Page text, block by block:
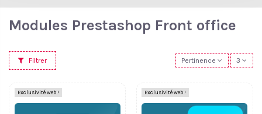
Modules Prestashop Front office
Filtrer Pertinence 3
Exclusivité web ! Exclusivité web !